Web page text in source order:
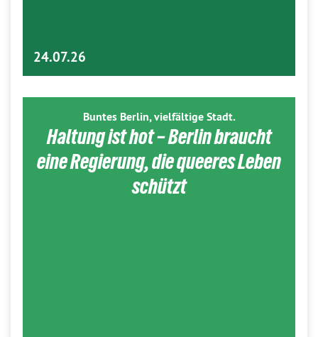
24.07.26
Buntes Berlin, vielfältige Stadt.
Haltung ist hot – Berlin braucht
eine Regierung, die queeres Leben
schützt